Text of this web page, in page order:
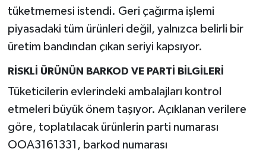
tüketmemesi istendi. Geri çağırma işlemi
piyasadaki tüm ürünleri değil, yalnızca belirli bir
üretim bandından çıkan seriyi kapsıyor.
RİSKLİ ÜRÜNÜN BARKOD VE PARTİ BİLGİLERİ
Tüketicilerin evlerindeki ambalajları kontrol
etmeleri büyük önem taşıyor. Açıklanan verilere
göre, toplatılacak ürünlerin parti numarası
OOA3161331, barkod numarası